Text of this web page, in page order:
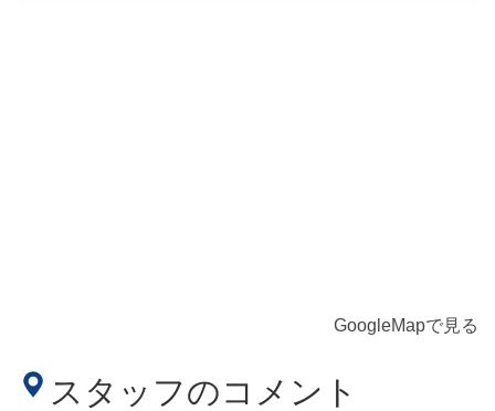
GoogleMapで見る
スタッフのコメント